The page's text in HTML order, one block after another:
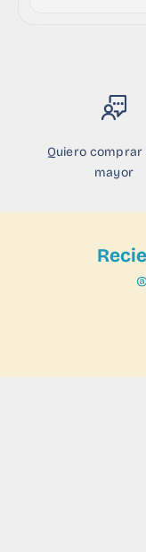
Quiero comprar
mayor